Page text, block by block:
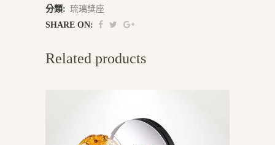
分類: 琉璃獎座
SHARE ON:
Related products